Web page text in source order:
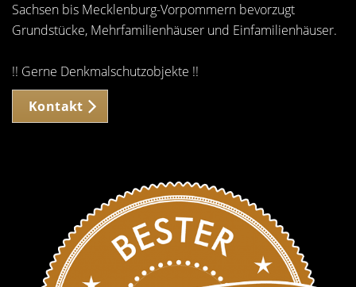
Sachsen bis Mecklenburg-Vorpommern bevorzugt
Grundstücke, Mehrfamilienhäuser und Einfamilienhäuser.
!! Gerne Denkmalschutzobjekte !!
Kontakt